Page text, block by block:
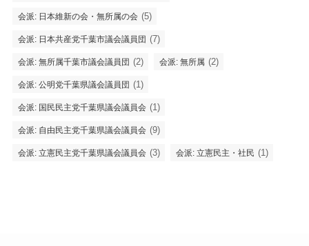
会派: 日本維新の会・無所属の会 (5)
会派: 日本共産党千葉市議会議員団 (7)
会派: 無所属千葉市議会議員団 (2) 会派: 無所属 (2)
会派: 公明党千葉県議会議員団 (1)
会派: 国民民主党千葉県議会議員会 (1)
会派: 自由民主党千葉県議会議員会 (9)
会派: 立憲民主党千葉県議会議員会 (3) 会派: 立憲民主・社民 (1)